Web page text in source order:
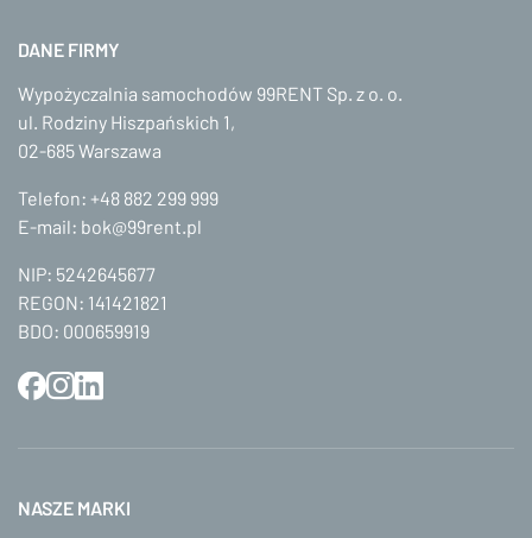
DANE FIRMY
Wypożyczalnia samochodów 99RENT Sp. z o. o.
ul. Rodziny Hiszpańskich 1,
02-685 Warszawa
Telefon: +48 882 299 999
E-mail: bok@99rent.pl
NIP: 5242645677
REGON: 141421821
BDO: 000659919
NASZE MARKI